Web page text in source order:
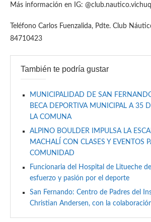
Más información en IG:
Teléfono Carlos Fuenzalida, Pdte. Club
84710423
También te podría gustar
MUNICIPALIDAD DE SAN
BECA DEPORTIVA MUNICIPAL A 35
LA COMUNA
ALPINO BOULDER IMPULSA LA
MACHALÍ CON CLASES Y EVENTOS
COMUNIDAD
Funcionaria del Hospital de Litueche
esfuerzo y pasión por el deporte
San Fernando: Centro de Padres del
Christian Andersen, con la